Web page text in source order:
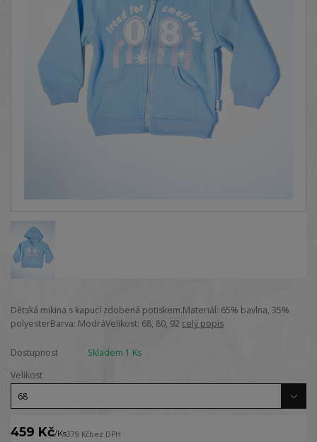
Dětská mikina s kapucí zdobená potiskem.Materiál: 65% bavlna, 35%
polyesterBarva: ModráVelikost: 68, 80, 92 celý popis
Dostupnost
Skladem 1 Ks
Velikost
459 Kč/Ks379 Kčbez DPH